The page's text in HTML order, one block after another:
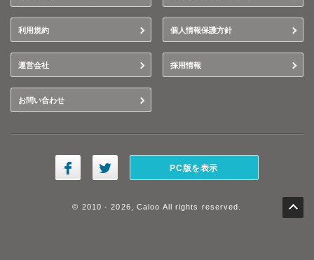
利用規約 個人情報保護方針
運営会社 採用情報
お問い合わせ
PC版を表示
© 2010 - 2026, Caloo All rights reserved.